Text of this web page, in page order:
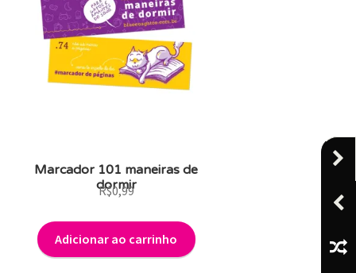
Marcador 101 maneiras de
dormir
R$0,99
Adicionar ao carrinho